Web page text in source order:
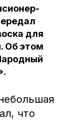
для
Об этом
что